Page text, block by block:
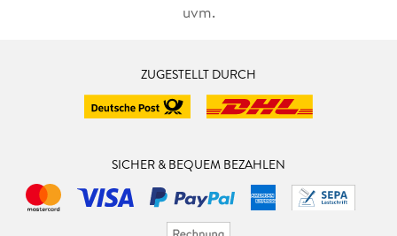
uvm.
ZUGESTELLT DURCH
SICHER & BEQUEM BEZAHLEN